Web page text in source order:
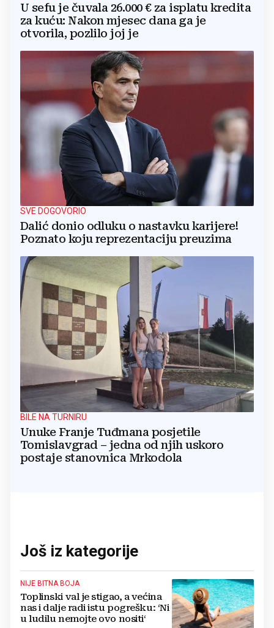
U sefu je čuvala 26.000 € za isplatu kredita
za kuću: Nakon mjesec dana ga je
otvorila, pozlilo joj je
SVE DOGOVORIO
Dalić donio odluku o nastavku karijere!
Poznato koju reprezentaciju preuzima
BILE NA TURNIRU
Unuke Franje Tuđmana posjetile
Tomislavgrad – jedna od njih uskoro
postaje stanovnica Mrkodola
Još iz kategorije
NIJE BITNA BOJA
Toplinski val je stigao, a većina
nas i dalje radi istu pogrešku: ‘Ni
u ludilu nemojte ovo nositi‘